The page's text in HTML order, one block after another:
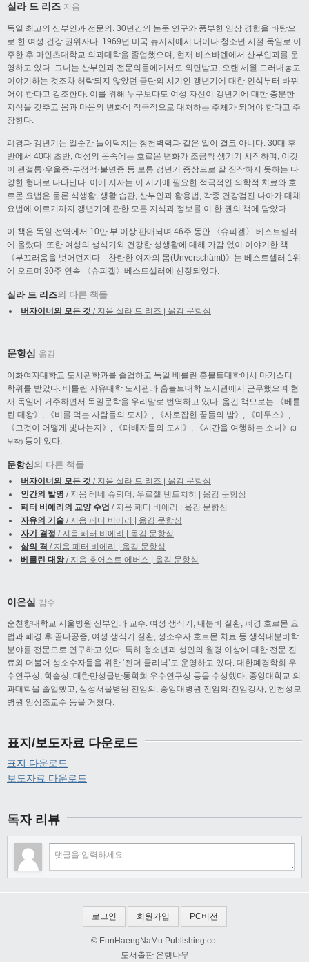
실라 드 리즈 지음
독일 최고의 산부인과 전문의. 30년간의 논문 연구와 풍부한 임상 경험을 바탕으
로 한 여성 건강 권위자다. 1969년 미국 뉴저지에서 태어나 청소년 시절 독일로 이
주한 후 마인츠대학교 의과대학을 졸업했으며, 현재 비스바덴에서 산부인과를 운
영하고 있다. 그녀는 산부인과 전문의들에게서도 외면받고, 오랜 세월 드러내놓고
이야기하는 것조차 허락되지 않았던 금단의 시기인 갱년기에 대한 인식부터 바뀌
어야 한다고 강조한다. 이를 위해 누구보다도 여성 자신이 갱년기에 대한 충분한
지식을 갖추고 몸과 마음의 변화에 적극적으로 대처하는 주체가 되어야 한다고 주
장한다.
폐경과 갱년기는 일순간 들이닥치는 청천벽력과 같은 일이 결코 아니다. 30대 후
반에서 40대 초반, 여성의 몸속에는 호르몬 변화가 조금씩 생기기 시작하며, 이것
이 관절통·우울증·부정맥·불면증 등 보통 갱년기 증상으로 잘 짐작하지 못하는 다
양한 형태로 나타난다. 이에 저자는 이 시기에 필요한 적극적인 의학적 치료와 호
르몬 요법은 물론 식생활, 생활 습관, 산부인과 활용법, 각종 건강검진 나아가 대체
요법에 이르기까지 갱년기에 관한 모든 지식과 정보를 이 한 권의 책에 담았다.
이 책은 독일 전역에서 10만 부 이상 판매되며 46주 동안 〈슈피겔〉 베스트셀러
에 올랐다. 또한 여성의 생식기와 건강한 성생활에 대해 가감 없이 이야기한 책
《부끄러움을 벗어던지다―찬란한 여자의 몸(Unverschämt)》는 베스트셀러 1위
에 오르며 30주 연속 〈슈피겔〉베스트셀러에 선정되었다.
실라 드 리즈의 다른 책들
버자이너의 모든 것 / 지음 실라 드 리즈 | 옮김 문항심
문항심 옮김
이화여자대학교 도서관학과를 졸업하고 독일 베를린 훔볼트대학에서 마기스터
학위를 받았다. 베를린 자유대학 도서관과 훔볼트대학 도서관에서 근무했으며 현
재 독일에 거주하면서 독일문학을 우리말로 번역하고 있다. 옮긴 책으로는 《베를
린 대왕》, 《비를 먹는 사람들의 도시》, 《사로잡힌 꿈들의 밤》, 《미무스》,
《그것이 어떻게 빛나는지》, 《패배자들의 도시》, 《시간을 여행하는 소녀》
(3
부작) 등이 있다.
문항심의 다른 책들
버자이너의 모든 것 / 지음 실라 드 리즈 | 옮김 문항심
인간의 발명 / 지음 레네 슈뢰더, 우르젤 넨트치히 | 옮김 문항심
페터 비에리의 교양 수업 / 지음 페터 비에리 | 옮김 문항심
자유의 기술 / 지음 페터 비에리 | 옮김 문항심
자기 결정 / 지음 페터 비에리 | 옮김 문항심
삶의 격 / 지음 페터 비에리 | 옮김 문항심
베를린 대왕/ 지음 호어스트 에버스 | 옮김 문항심
이은실 감수
순천향대학교 서울병원 산부인과 교수. 여성 생식기, 내분비 질환, 폐경 호르몬 요
법과 폐경 후 골다공증, 여성 생식기 질환, 성소수자 호르몬 치료 등 생식내분비학
분야를 전문으로 연구하고 있다. 특히 청소년과 성인의 월경 이상에 대한 전문 진
료와 더불어 성소수자들을 위한 ‘젠더 클리닉’도 운영하고 있다. 대한폐경학회 우
수연구상, 학술상, 대한만성골반통학회 우수연구상 등을 수상했다. 중앙대학교 의
과대학을 졸업했고, 삼성서울병원 전임의, 중앙대병원 전임의·전임강사, 인천성모
병원 임상조교수 등을 거쳤다.
표지/보도자료 다운로드
표지 다운로드
보도자료 다운로드
독자 리뷰
로그인 회원가입 PC버전
© EunHaengNaMu Publishing co.
도서출판 은행나무